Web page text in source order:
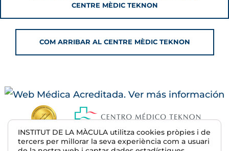
CENTRE MÈDIC TEKNON
COM ARRIBAR AL CENTRE MÈDIC TEKNON
INSTITUT DE LA MÀCULA utilitza cookies pròpies i de
tercers per millorar la seva experiència com a usuari